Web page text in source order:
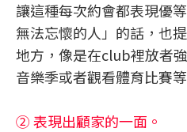
讓這種每次約會都表現優
無法忘懷的人」的話，也
地方，像是在club裡放者
音樂季或者觀看體育比賽
② 表現出顧家的一面。